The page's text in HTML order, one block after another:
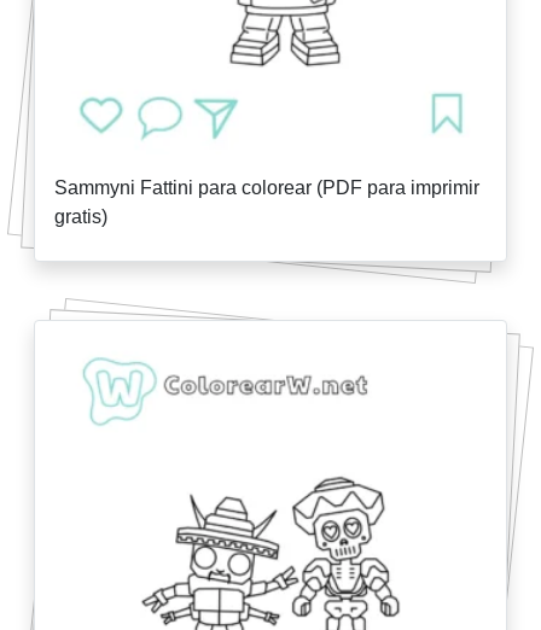
Sammyni Fattini para colorear (PDF para imprimir
gratis)